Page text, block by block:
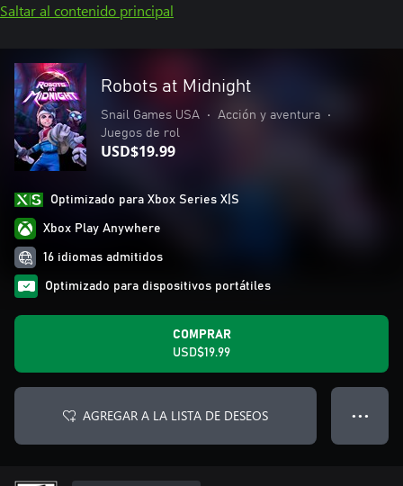
Saltar al contenido principal
Robots at Midnight
Snail Games USA • Acción y aventura
•
Juegos de rol
USD$19.99
Optimizado para Xbox Series X|S
Xbox Play Anywhere
16 idiomas admitidos
Optimizado para dispositivos portátiles
COMPRAR
USD$19.99
AGREGAR A LA LISTA DE DESEOS ● ● ●